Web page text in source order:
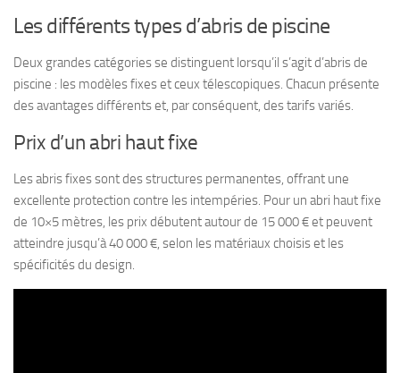
Les différents types d’abris de piscine
Deux grandes catégories se distinguent lorsqu’il s’agit d’abris de
piscine : les modèles fixes et ceux télescopiques. Chacun présente
des avantages différents et, par conséquent, des tarifs variés.
Prix d’un abri haut fixe
Les abris fixes sont des structures permanentes, offrant une
excellente protection contre les intempéries. Pour un abri haut fixe
de 10×5 mètres, les prix débutent autour de 15 000 € et peuvent
atteindre jusqu’à 40 000 €, selon les matériaux choisis et les
spécificités du design.